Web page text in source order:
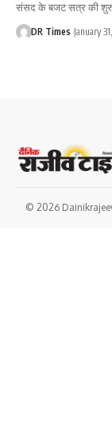
संसद के बजट सत्र की
DR Times January
© 2026